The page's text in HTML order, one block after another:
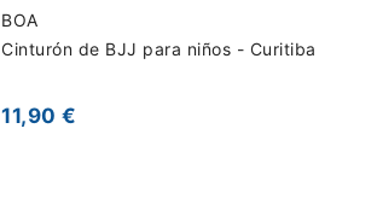
BOA
Cinturón de BJJ para niños - Curitiba
11,90 €